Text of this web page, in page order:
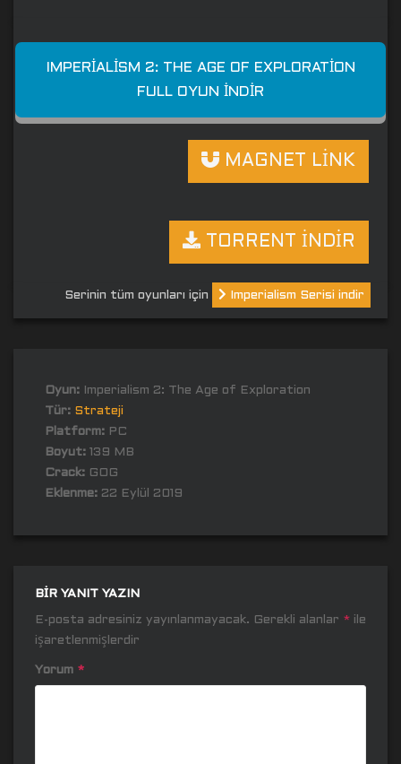
IMPERIALISM 2: THE AGE OF EXPLORATION
FULL OYUN İNDIR
MAGNET LİNK
TORRENT İNDİR
Serinin tüm oyunları için Imperialism Serisi indir
Oyun: Imperialism 2: The Age of Exploration
Tür: Strateji
Platform: PC
Boyut: 139 MB
Crack: GOG
Eklenme: 22 Eylül 2019
BIR YANIT YAZIN
E-posta adresiniz yayınlanmayacak. Gerekli alanlar * ile
işaretlenmişlerdir
Yorum *